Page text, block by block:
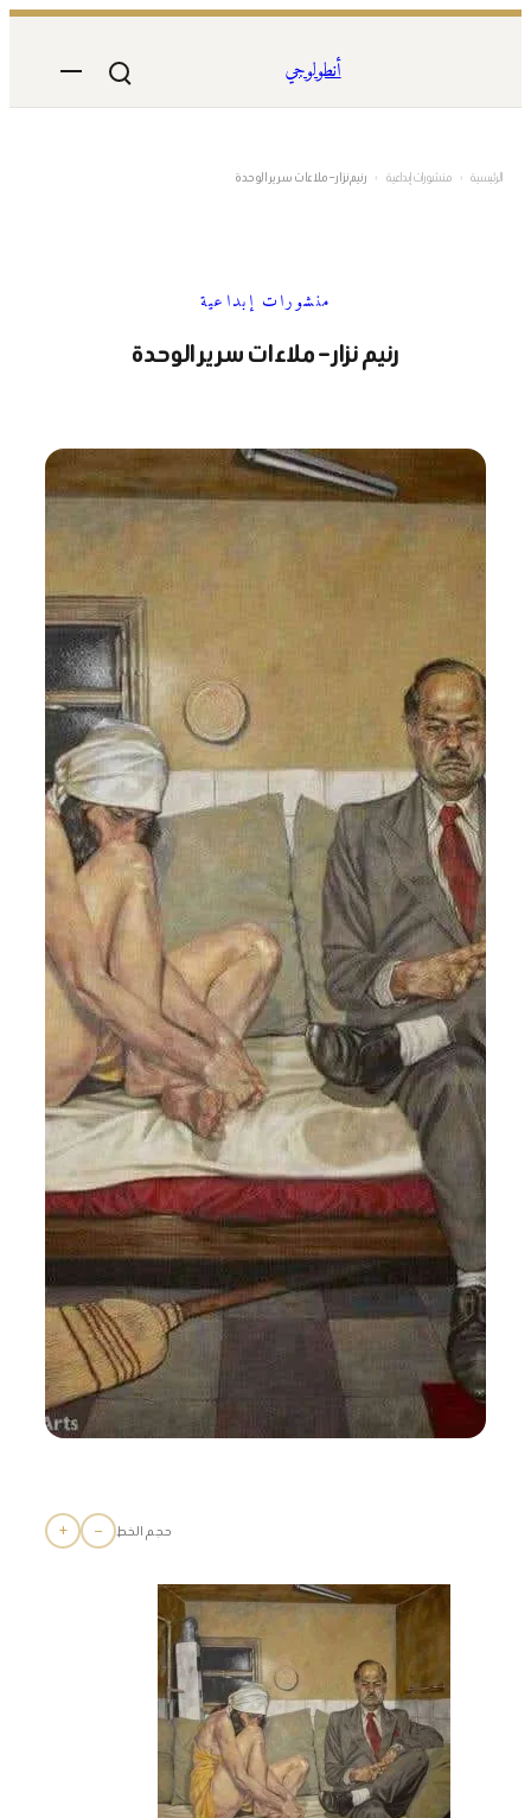
المحتوى
أنطولوجي
الرئيسية › منشورات إبداعية › رنيم نزار – ملاءات سرير الوحدة
منشورات إبداعية
رنيم نزار – ملاءات سرير الوحدة
حجم الخط −
+